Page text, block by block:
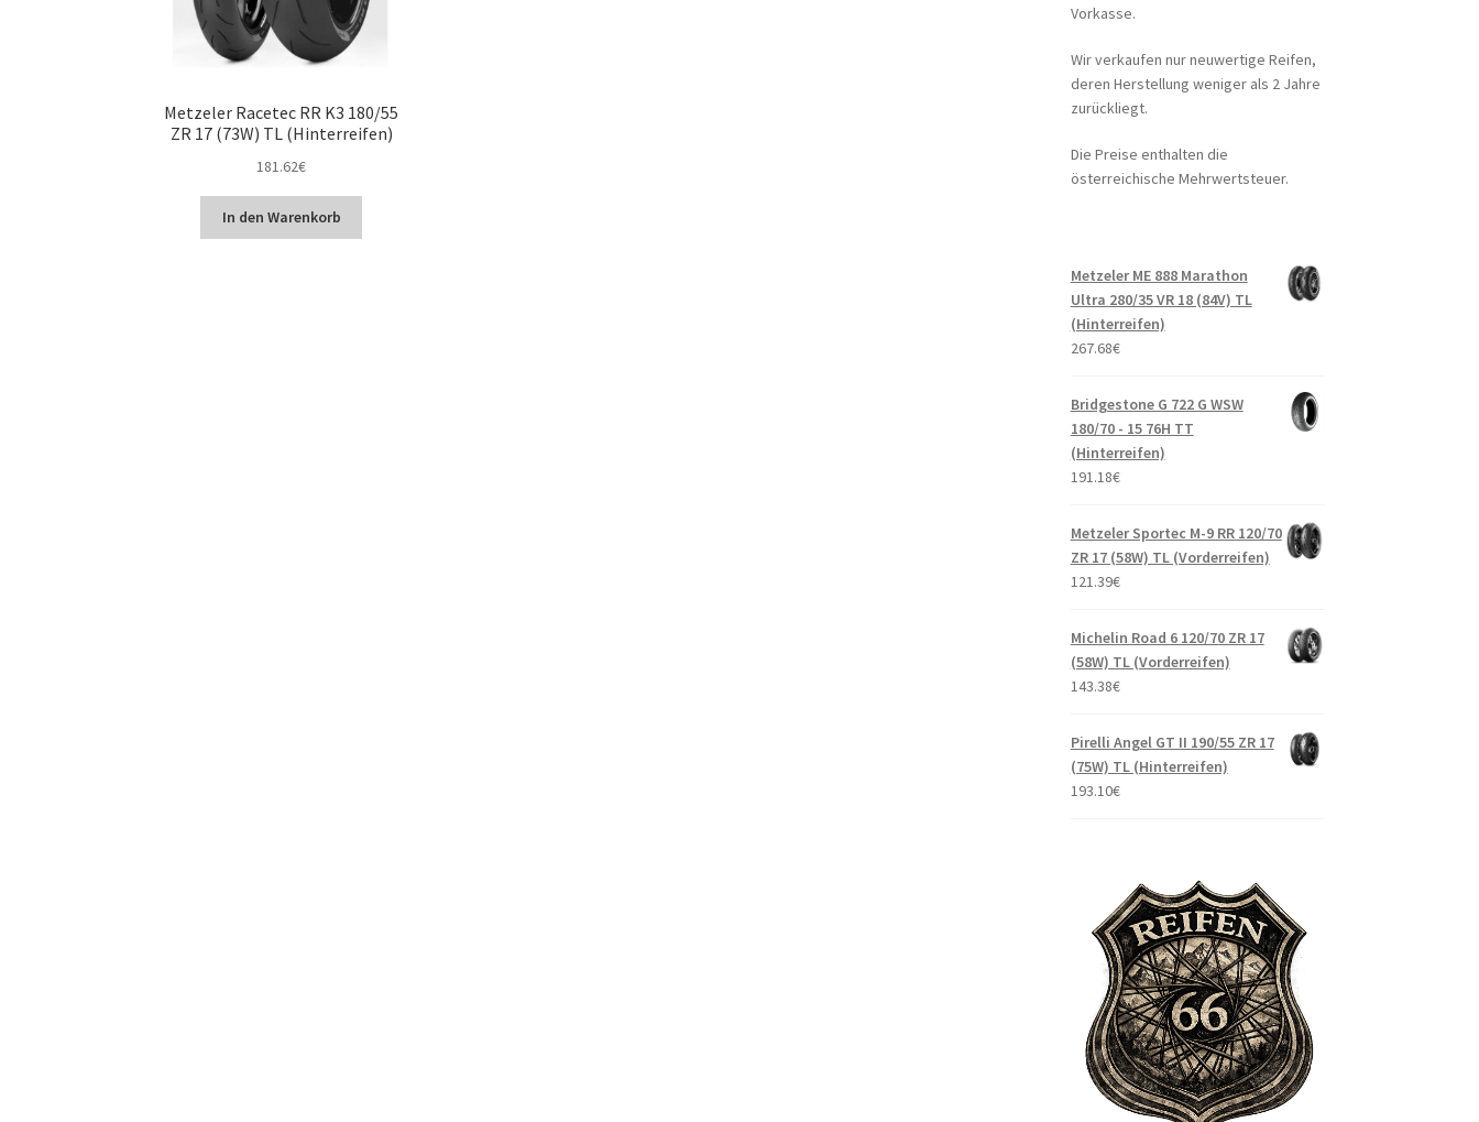
Metzeler Racetec RR K3 180/55
ZR 17 (73W) TL (Hinterreifen)
181.62€
In den Warenkorb
Vorkasse.
Wir verkaufen nur neuwertige Reifen,
deren Herstellung weniger als 2 Jahre
zurückliegt.
Die Preise enthalten die
österreichische Mehrwertsteuer.
Metzeler ME 888 Marathon
Ultra 280/35 VR 18 (84V) TL
(Hinterreifen)
267.68€
Bridgestone G 722 G WSW
180/70 - 15 76H TT
(Hinterreifen)
191.18€
Metzeler Sportec M-9 RR 120/70
ZR 17 (58W) TL (Vorderreifen)
121.39€
Michelin Road 6 120/70 ZR 17
(58W) TL (Vorderreifen)
143.38€
Pirelli Angel GT II 190/55 ZR 17
(75W) TL (Hinterreifen)
193.10€